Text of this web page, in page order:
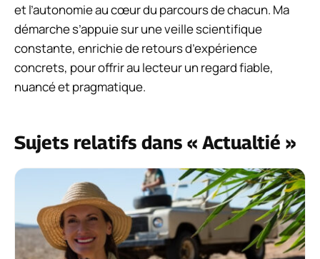
et l’autonomie au cœur du parcours de chacun. Ma
démarche s’appuie sur une veille scientifique
constante, enrichie de retours d’expérience
concrets, pour offrir au lecteur un regard fiable,
nuancé et pragmatique.
Sujets relatifs dans « Actualtié »